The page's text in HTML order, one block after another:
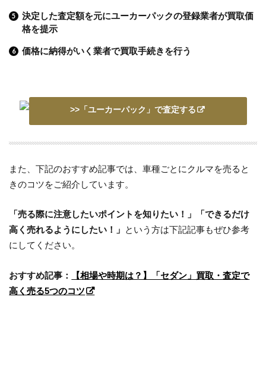
決定した査定額を元にユーカーパックの登録業者が買取価
格を提示
価格に納得がいく業者で買取手続きを行う
>>「ユーカーパック」で査定する
また、下記のおすすめ記事では、車種ごとにクルマを売ると
きのコツをご紹介しています。
「売る際に注意したいポイントを知りたい！」「できるだけ
高く売れるようにしたい！」 という方は下記記事もぜひ参考
にしてください。
おすすめ記事：
【相場や時期は？】「セダン」買取・査定で
高く売る5つのコツ